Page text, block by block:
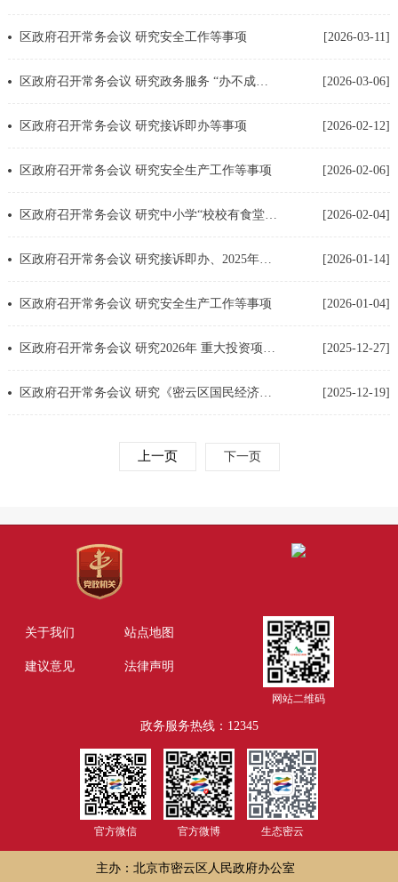
区政府召开常务会议 研究安全工作等事项 [2026-03-11]
区政府召开常务会议 研究政务服务 “办不成事”提级服务等事项 [2026-03-06]
区政府召开常务会议 研究接诉即办等事项 [2026-02-12]
区政府召开常务会议 研究安全生产工作等事项 [2026-02-06]
区政府召开常务会议 研究中小学“校校有食堂”工作方案等事项 [2026-02-04]
区政府召开常务会议 研究接诉即办、2025年法治政府建设 等事项 [2026-01-14]
区政府召开常务会议 研究安全生产工作等事项 [2026-01-04]
[2025-12-27]
区政府召开常务会议 研究《密云区国民经济和社会发展第十五个五年规划纲要》等事项 [2025-12-19]
上一页 下一页
关于我们 站点地图
建议意见 法律声明
网站二维码
政务服务热线：12345
官方微信 官方微博 生态密云
主办：北京市密云区人民政府办公室